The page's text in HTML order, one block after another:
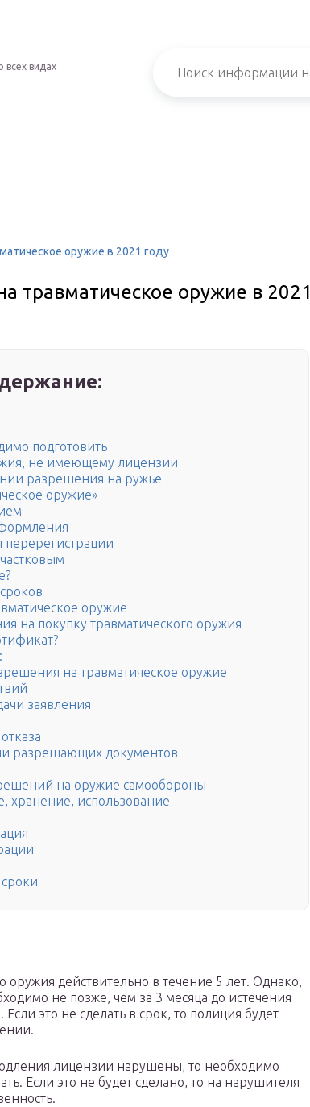
всех видах
оружие в 2021 году
травматическое оружие в 2021
подготовить
не имеющему лицензии
разрешения на ружье
оружие»
перерегистрации
оружие
на покупку травматического оружия
на травматическое оружие
заявления
разрешающих документов
на оружие самообороны
хранение, использование
действительно в течение 5 лет. Однако,
не позже, чем за 3 месяца до истечения
это не сделать в срок, то полиция будет
лицензии нарушены, то необходимо
Если это не будет сделано, то на нарушителя